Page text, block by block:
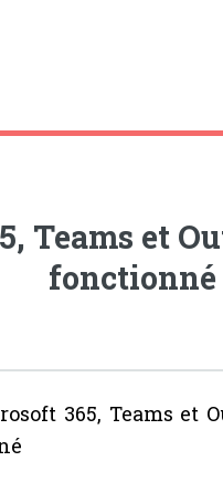
Teams et
fonctionné